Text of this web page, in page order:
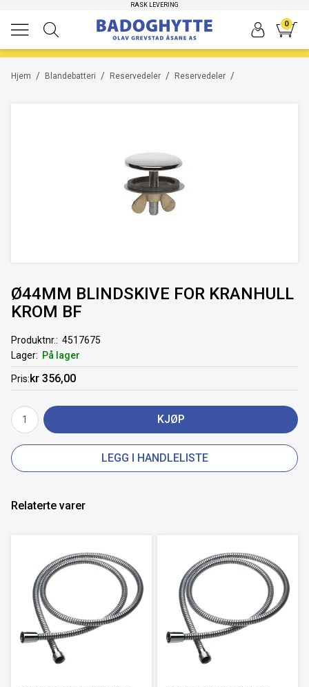
RASK LEVERING
0
/
Hjem /
Blandebatteri /
Reservedeler /
Reservedeler
Ø44MM BLINDSKIVE FOR KRANHULL
KROM BF
Produktnr.
4517675
Lager
På lager
Pris kr 356,00
KJØP
LEGG I HANDLELISTE
Relaterte varer